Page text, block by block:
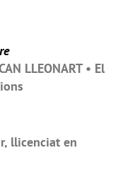
LLEONART • El
llicenciat en